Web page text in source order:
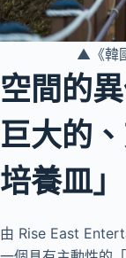
▲《韓
空間的
巨大的
培養皿」
由 Rise East